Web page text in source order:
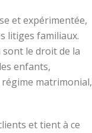
et expérimentée,
litiges familiaux.
sont le droit de la
enfants,
matrimonial,
et tient à ce